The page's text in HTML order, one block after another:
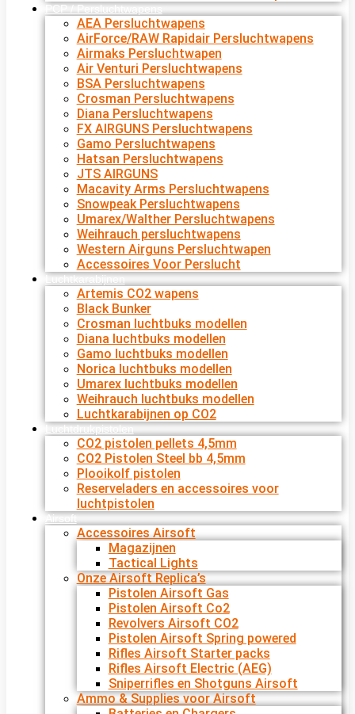
PCP / Persluchtwapens
AEA Persluchtwapens
AirForce/RAW Rapidair Persluchtwapens
Airmaks Persluchtwapen
Air Venturi Persluchtwapens
BSA Persluchtwapens
Crosman Persluchtwapens
Diana Persluchtwapens
FX AIRGUNS Persluchtwapens
Gamo Persluchtwapens
Hatsan Persluchtwapens
JTS AIRGUNS
Macavity Arms Persluchtwapens
Snowpeak Persluchtwapens
Umarex/Walther Persluchtwapens
Weihrauch persluchtwapens
Western Airguns Persluchtwapen
Accessoires Voor Perslucht
Luchtkarabijnen
Artemis CO2 wapens
Black Bunker
Crosman luchtbuks modellen
Diana luchtbuks modellen
Gamo luchtbuks modellen
Norica luchtbuks modellen
Umarex luchtbuks modellen
Weihrauch luchtbuks modellen
Luchtkarabijnen op CO2
Luchtdrukpistolen
CO2 pistolen pellets 4,5mm
CO2 Pistolen Steel bb 4,5mm
Plooikolf pistolen
Reserveladers en accessoires voor
luchtpistolen
Airsoft
Accessoires Airsoft
Magazijnen
Tactical Lights
Onze Airsoft Replica’s
Pistolen Airsoft Gas
Pistolen Airsoft Co2
Revolvers Airsoft CO2
Pistolen Airsoft Spring powered
Rifles Airsoft Starter packs
Rifles Airsoft Electric (AEG)
Sniperrifles en Shotguns Airsoft
Ammo & Supplies voor Airsoft